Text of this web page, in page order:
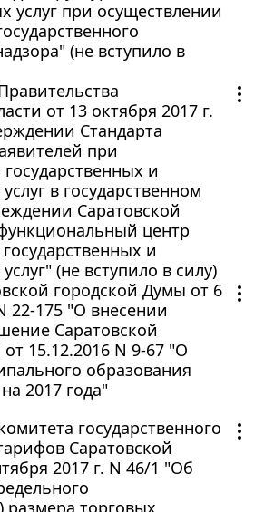
услуг при осуществлении
(не вступило в
от 13 октября 2017 г.
Стандарта
при
и
в государственном
Саратовской
центр
и
(не вступило в силу)
городской Думы от 6
22-175 "О внесении
Саратовской
15.12.2016 N 9-67 "О
образования
2017 года"
государственного
Саратовской
2017 г. N 46/1 "Об
размера торговых